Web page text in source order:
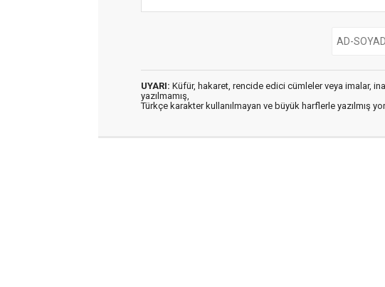
UYARI: Küfür, hakaret, rencide edici cümleler veya imalar,
yazılmamış,
Türkçe karakter kullanılmayan ve büyük harflerle yazılmış